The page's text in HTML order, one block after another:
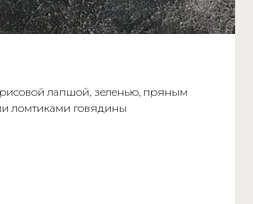
лапшой, зеленью, пряным
ломтиками говядины